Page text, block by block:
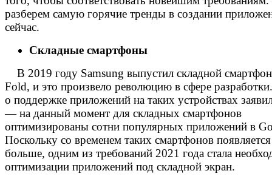
разберем самую горячие тренды в создании
сейчас.
Складные смартфоны
В 2019 году Samsung выпустил складной
Fold, и это произвело революцию в сфере
о поддержке приложений на таких устройствах
— на данный момент для складных смартфонов
оптимизированы сотни популярных приложений в
Поскольку со временем таких смартфонов появляется
больше, одним из требований 2021 года стала
оптимизации приложений под складной экран.